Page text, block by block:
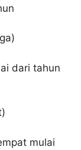
dari tahun
mulai